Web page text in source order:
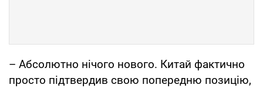
– Абсолютно нічого нового. Китай фактично
просто підтвердив свою попередню позицію,